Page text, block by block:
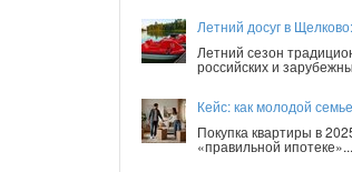
Летний досуг в
Летний сезон
российских и
Кейс: как молодой
Покупка квартиры в
«правильной ипотеке»...